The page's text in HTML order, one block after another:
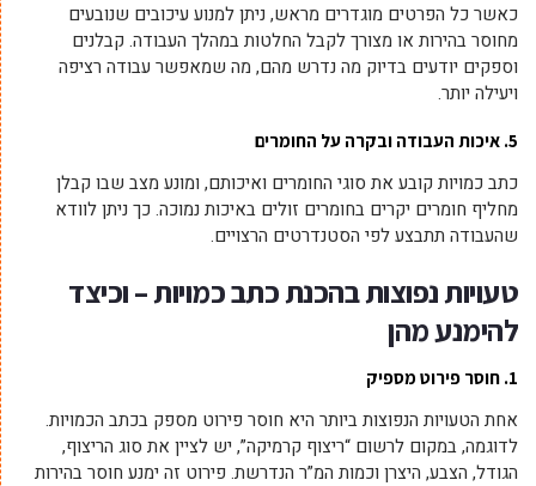
כאשר כל הפרטים מוגדרים מראש, ניתן למנוע עיכובים שנובעים
מחוסר בהירות או מצורך לקבל החלטות במהלך העבודה. קבלנים
וספקים יודעים בדיוק מה נדרש מהם, מה שמאפשר עבודה רציפה
ויעילה יותר.
5. איכות העבודה ובקרה על החומרים
כתב כמויות קובע את סוגי החומרים ואיכותם, ומונע מצב שבו קבלן
מחליף חומרים יקרים בחומרים זולים באיכות נמוכה. כך ניתן לוודא
שהעבודה תתבצע לפי הסטנדרטים הרצויים.
טעויות נפוצות בהכנת כתב כמויות – וכיצד
להימנע מהן
1. חוסר פירוט מספיק
אחת הטעויות הנפוצות ביותר היא חוסר פירוט מספק בכתב הכמויות.
לדוגמה, במקום לרשום “ריצוף קרמיקה”, יש לציין את סוג הריצוף,
הגודל, הצבע, היצרן וכמות המ”ר הנדרשת. פירוט זה ימנע חוסר בהירות